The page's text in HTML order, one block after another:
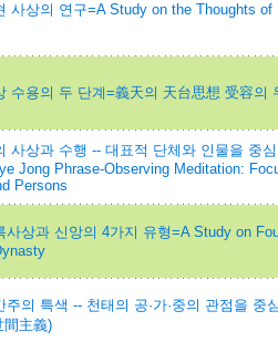
사상의 연구=A Study on the Thoughts
수용의 두 단계=義天의 天台思想 受容의
사상과 수행 -- 대표적 단체와 인물을 중
Jong Phrase-Observing Meditation:
Persons
사상과 신앙의 4가지 유형=A Study on
주의 특색 -- 천태의 공·가·중의 관점을
間主義)